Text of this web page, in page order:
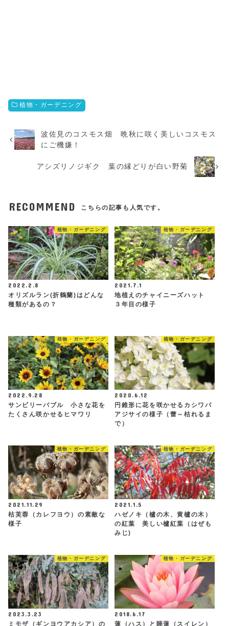
植物・ガーデニング
波佐見のコスモス畑 晩秋に咲く美しいコスモス
にご機嫌！
アシズリノジギク 葉の縁どりが白い野菊
RECOMMEND こちらの記事も人気です。
植物・ガーデニング
2022.2.8
オリズルラン(折鶴蘭)はどんな
種類があるの？
植物・ガーデニング
2021.7.1
地植えのチャイニーズハット
３年目の様子
植物・ガーデニング
2022.9.28
サンビリーバブル 小さな花を
たくさん咲かせるヒマワリ
植物・ガーデニング
2020.6.12
円錐形に花を咲かせるカシワバ
アジサイの様子（蕾～枯れるま
で）
植物・ガーデニング
2021.11.29
枯芙蓉（カレフヨウ）の素敵な
様子
植物・ガーデニング
2021.1.5
ハゼノキ（櫨の木、黄櫨の木）
の紅葉 美しい櫨紅葉（はぜも
みじ)
植物・ガーデニング
2023.3.23
ミモザ（ギンヨウアカシア）の
植物・ガーデニング
2018.6.17
蓮（ハス）と睡蓮（スイレン）